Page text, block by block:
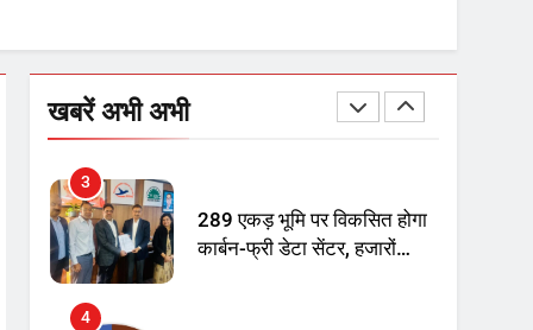
खबरें अभी अभी
2
नाम पर स्वरूप रानी नेहरू
3
289 एकड़ भूमि पर विकसित होगा
कार्बन-फ्री डेटा सेंटर, हजारों
4